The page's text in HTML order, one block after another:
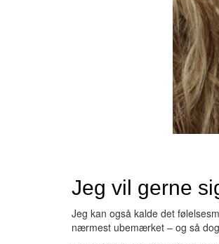
Jeg vil gerne
Jeg kan også kalde det
nærmest ubemærket – og så